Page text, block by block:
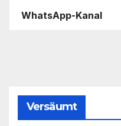
WhatsApp-Kanal
Versäumt